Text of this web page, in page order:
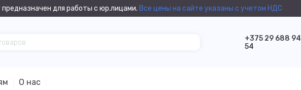
предназначен для работы с юр.лицами. Все цены на сайте указаны с учетом НДС
+375 29 688 94
54
О нас